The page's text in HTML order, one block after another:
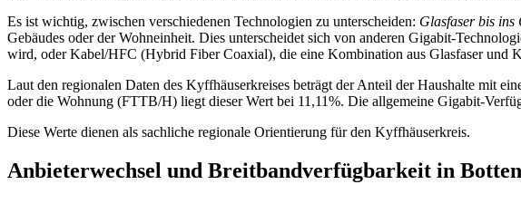
Es ist wichtig, zwischen verschiedenen Technologien zu unterscheiden: Glasfaser bis ins
Gebäudes oder der Wohneinheit. Dies unterscheidet sich von anderen Gigabit-
wird, oder Kabel/HFC (Hybrid Fiber Coaxial), die eine Kombination aus Glasfaser und
Laut den regionalen Daten des Kyffhäuserkreises beträgt der Anteil der Haushalte mit
oder die Wohnung (FTTB/H) liegt dieser Wert bei 11,11%. Die allgemeine Gigabit-
Diese Werte dienen als sachliche regionale Orientierung für den Kyffhäuserkreis.
Anbieterwechsel und Breitbandverfügbarkeit in